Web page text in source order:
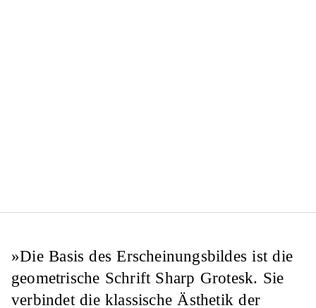
»Die Basis des Erscheinungs­bildes ist die
geometrische Schrift Sharp Grotesk. Sie
verbindet die klassische Ästhetik der